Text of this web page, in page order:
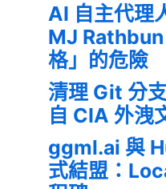
AI 自主代理
MJ
格」的危險
清理 Git 分
自 CIA 外洩
ggml.ai 與
式結盟：